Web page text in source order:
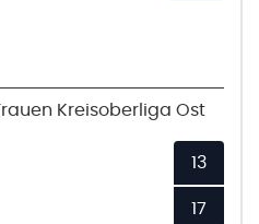
Kreisoberliga Ost
13
17